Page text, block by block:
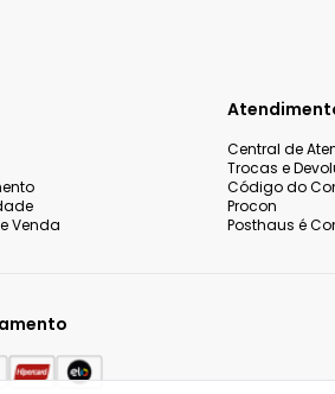
Venda
Central de
Trocas e
Código do
Procon
Posthaus é